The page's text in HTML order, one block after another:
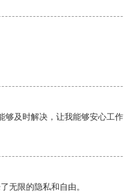
够及时解决，让我能够安心工
无限的隐私和自由。